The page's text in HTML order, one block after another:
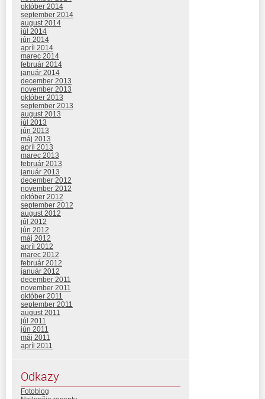
október 2014
september 2014
august 2014
júl 2014
jún 2014
apríl 2014
marec 2014
február 2014
január 2014
december 2013
november 2013
október 2013
september 2013
august 2013
júl 2013
jún 2013
máj 2013
apríl 2013
marec 2013
február 2013
január 2013
december 2012
november 2012
október 2012
september 2012
august 2012
júl 2012
jún 2012
máj 2012
apríl 2012
marec 2012
február 2012
január 2012
december 2011
november 2011
október 2011
september 2011
august 2011
júl 2011
jún 2011
máj 2011
apríl 2011
Odkazy
Fotoblog